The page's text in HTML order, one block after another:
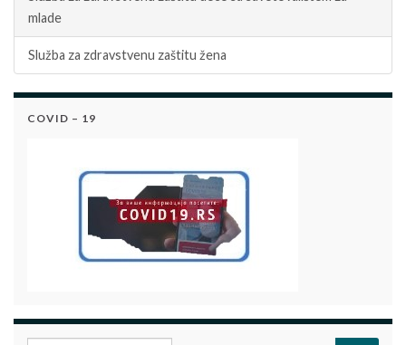
mlade
Služba za zdravstvenu zaštitu žena
COVID – 19